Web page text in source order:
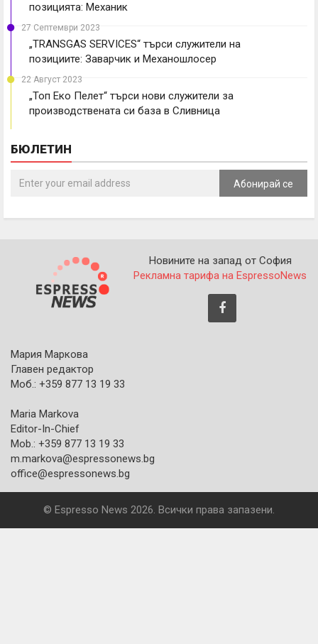
позицията: Механик
27 Септември 2023
„TRANSGAS SERVICES“ търси служители на
позициите: Заварчик и Механошлосер
22 Август 2023
„Топ Еко Пелет“ търси нови служители за
производствената си база в Сливница
БЮЛЕТИН
Абонирай се
Новините на запад от София
Рекламна тарифа на EspressoNews
Мария Маркова
Главен редактор
Моб.: +359 877 13 19 33
Maria Markova
Editor-In-Chief
Mob.: +359 877 13 19 33
m.markova@espressonews.bg
office@espressonews.bg
© Espresso News 2026. Всички права запазени.